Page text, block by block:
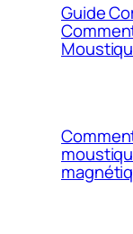
Guide